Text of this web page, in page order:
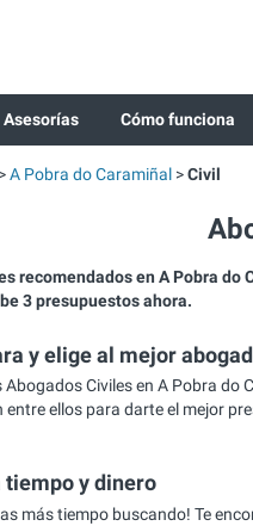
Asesorías Cómo funciona
A Pobra do Caramiñal Civil
recomendados en A Pobra do
3 presupuestos ahora.
y elige al mejor
Abogados Civiles en A Pobra do
entre ellos para darte el mejor
tiempo y dinero
más tiempo buscando! Te